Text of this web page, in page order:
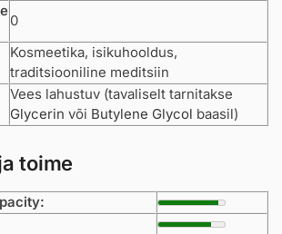
0
Kosmeetika, isikuhooldus,
traditsiooniline meditsiin
Vees lahustuv (tavaliselt tarnitakse
Glycerin või Butylene Glycol baasil)
toime